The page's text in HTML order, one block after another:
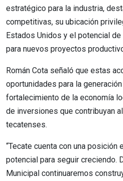
estratégico para la industria,
competitivas, su ubicación
Estados Unidos y el potencial
para nuevos proyectos
Román Cota señaló que estas
oportunidades para la
fortalecimiento de la economía
de inversiones que contribuyan
tecatenses.
“Tecate cuenta con una posición
potencial para seguir creciendo.
Municipal continuaremos